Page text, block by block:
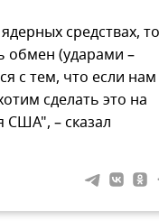
средствах, то
обмен (ударами –
с тем, что если нам
сделать это на
США", – сказал